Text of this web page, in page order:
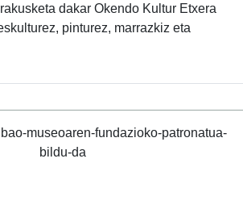
dakar Okendo Kultur Etxera
pinturez, marrazkiz eta